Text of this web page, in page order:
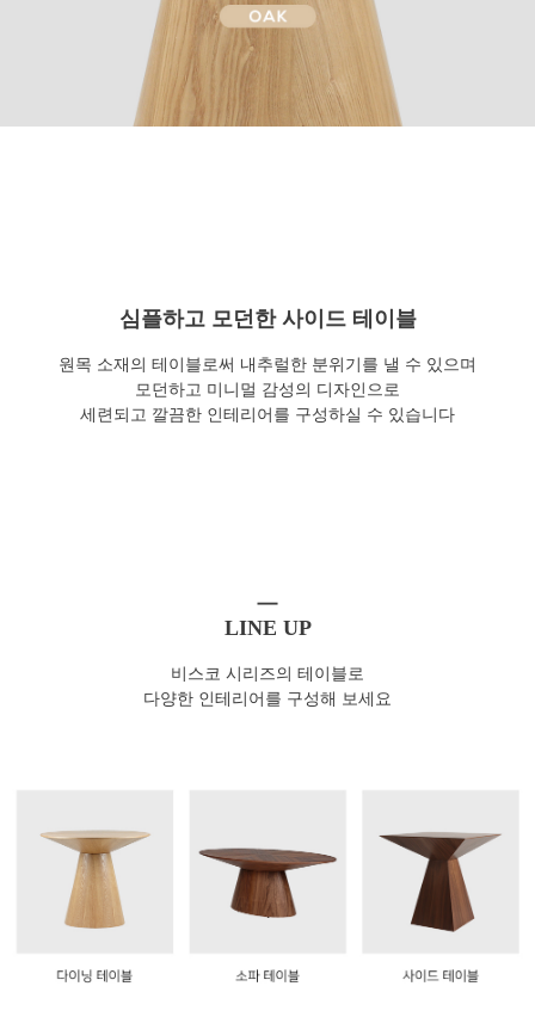
심플하고 모던한 사이드 테이블
원목 소재의 테이블로써 내추럴한 분위기를 낼 수 있으며
모던하고 미니멀 감성의 디자인으로
세련되고 깔끔한 인테리어를 구성하실 수 있습니다
LINE UP
비스코 시리즈의 테이블로
다양한 인테리어를 구성해 보세요